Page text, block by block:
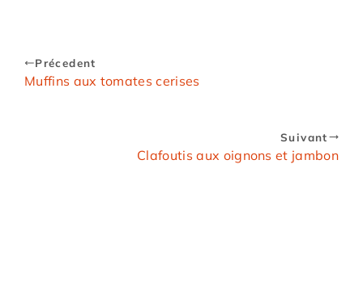
Précedent
Muffins aux tomates cerises
Suivant
Clafoutis aux oignons et jambon